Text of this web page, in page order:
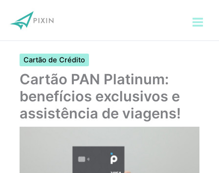
para
Cartão de Crédito
Cartão PAN Platinum:
benefícios exclusivos e
assistência de viagens!